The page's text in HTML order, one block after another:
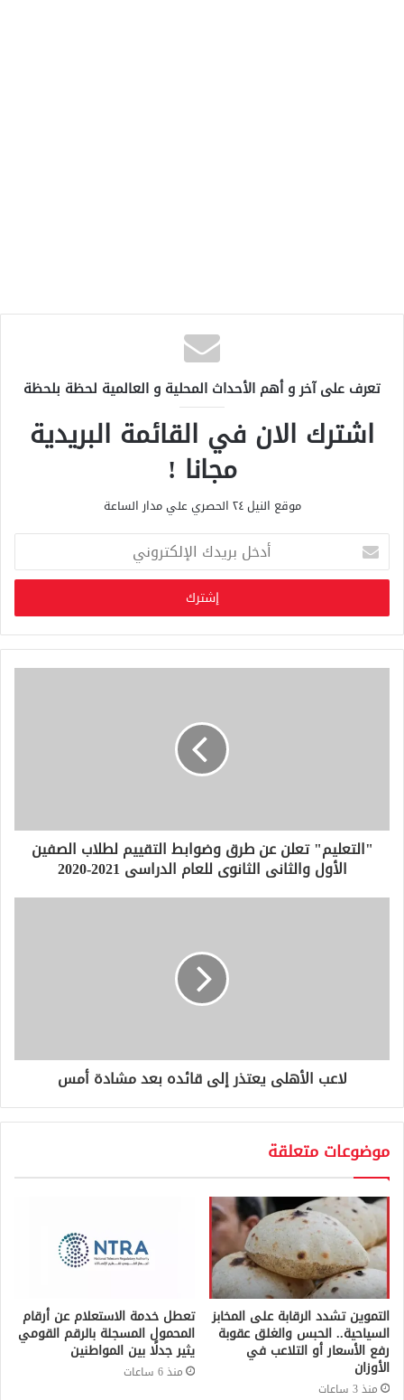
تعرف على آخر و أهم الأحداث المحلية و العالمية لحظة بلحظة
اشترك الان في القائمة البريدية
مجانا !
موقع النيل ٢٤ الحصري علي مدار الساعة
خ
ب
ر
ي
د
ر
"التعليم" تعلن عن طرق وضوابط التقييم لطلاب الصفين
الأول والثانى الثانوى للعام الدراسى 2021-2020
لاعب الأهلى يعتذر إلى قائده بعد مشادة أمس
موضوعات متعلقة
التموين تشدد الرقابة على المخابز
السياحية.. الحبس والغلق عقوبة
رفع الأسعار أو التلاعب في
الأوزان
منذ 3 ساعات
تعطل خدمة الاستعلام عن أرقام
المحمول المسجلة بالرقم القومي
يثير جدلًا بين المواطنين
منذ 6 ساعات